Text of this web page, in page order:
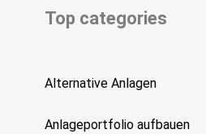
Top categories
Alternative Anlagen
Anlageportfolio aufbauen